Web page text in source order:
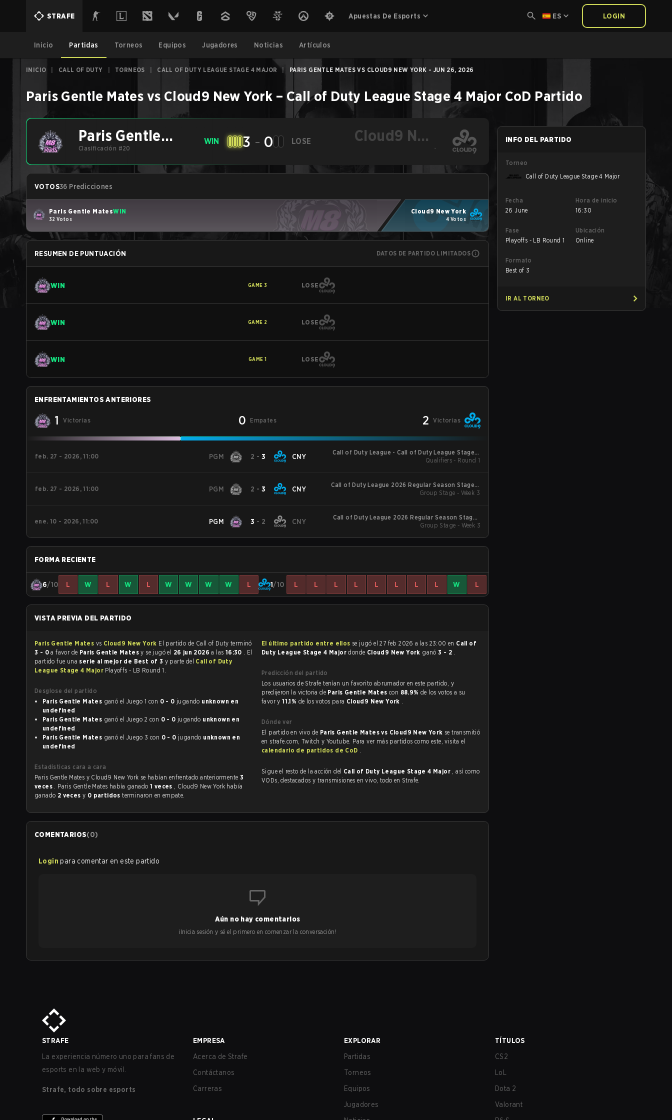
STRAFE Apuestas De Esports ES LOGIN
Inicio Partidas Torneos Equipos Jugadores Noticias Artículos
INICIO CALL OF DUTY TORNEOS CALL OF DUTY LEAGUE STAGE 4 MAJOR PARIS GENTLE MATES VS CLOUD9 NEW YORK - JUN 26, 2026
Paris Gentle Mates vs Cloud9 New York – Call of Duty League Stage 4 Major CoD Partido
Paris Gentle
Mates
Clasificación #20
WIN 3 - 0 LOSE
Cloud9 New
York-
VOTOS36 Predicciones
Paris Gentle MatesWIN
32 Votos
Cloud9 New York
4 Votos
RESUMEN DE PUNTUACIÓN DATOS DE PARTIDO LIMITADOS
WIN GAME 3 LOSE
WIN GAME 2 LOSE
WIN GAME 1 LOSE
ENFRENTAMIENTOS ANTERIORES
1 Victorias 0 Empates 2 Victorias
feb. 27 - 2026, 11:00 PGM 2 - 3 CNY
Call of Duty League - Call of Duty League Stage 2
Major Qualifiers
Qualifiers - Round 1
feb. 27 - 2026, 11:00 PGM 2 - 3 CNY
Call of Duty League 2026 Regular Season Stage 2
Qualifiers
Group Stage - Week 3
ene. 10 - 2026, 11:00 PGM 3 - 2 CNY
Call of Duty League 2026 Regular Season Stage 1
Qualifiers
Group Stage - Week 3
FORMA RECIENTE
6/10 L W L W L W W W W L 1/10 L L L L L L L L W L
VISTA PREVIA DEL PARTIDO
Paris Gentle Mates vs Cloud9 New York
El partido de Call of Duty terminó
3 - 0 a favor de Paris Gentle Matesy se jugó el 26 jun 2026a las 16:30 . El
partido fue una serie al mejor de Best of 3 y parte del Call of Duty
League Stage 4 Major Playoffs - LB Round 1.
Desglose del partido
Paris Gentle Mates
ganó el Juego 1 con 0 - 0 jugando unknown en
undefined
Paris Gentle Mates
ganó el Juego 2 con 0 - 0 jugando unknown en
undefined
Paris Gentle Mates
ganó el Juego 3 con 0 - 0 jugando unknown en
undefined
Estadísticas cara a cara
Paris Gentle Mates y Cloud9 New York se habían enfrentado anteriormente 3
veces . Paris Gentle Mates había ganado 1 veces , Cloud9 New York había
ganado 2 veces y 0 partidosterminaron en empate.
El último partido entre ellos se jugó el 27 feb 2026 a las 23:00 en Call of
Duty League Stage 4 Majordonde Cloud9 New York ganó3 - 2 .
Predicción del partido
Los usuarios de Strafe tenían un favorito abrumador en este partido, y
predijeron la victoria de Paris Gentle Mates con 88.9% de los votos a su
favor y11.1% de los votos para Cloud9 New York .
Dónde ver
El partido en vivo de Paris Gentle Mates vs Cloud9 New York se transmitió
en strafe.com, Twitch y Youtube. Para ver más partidos como este, visita el
calendario de partidos de CoD .
Sigue el resto de la acción del Call of Duty League Stage 4 Major , así como
VODs, destacados y transmisiones en vivo, todo en Strafe.
COMENTARIOS(0)
Login para comentar en este partido
Aún no hay comentarios
¡Inicia sesión y sé el primero en comenzar la conversación!
INFO DEL PARTIDO
Torneo
Call of Duty League Stage 4 Major
Fecha
26 June
Hora de inicio
16:30
Fase
Playoffs - LB Round 1
Ubicación
Online
Formato
Best of 3
IR AL TORNEO
STRAFE
La experiencia número uno para fans de
esports en la web y móvil.
Strafe, todo sobre esports
EMPRESA
Acerca de Strafe
Contáctanos
Carreras
EXPLORAR
Partidas
Torneos
Equipos
Jugadores
TÍTULOS
CS2
LoL
Dota 2
Valorant